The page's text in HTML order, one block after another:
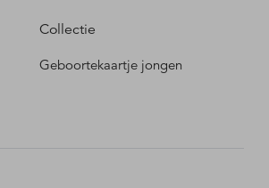
Collectie
Geboortekaartje jongen